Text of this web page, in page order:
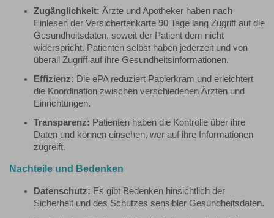
Zugänglichkeit: Ärzte und Apotheker haben nach
Einlesen der Versichertenkarte 90 Tage lang Zugriff auf die
Gesundheitsdaten, soweit der Patient dem nicht
widerspricht. Patienten selbst haben jederzeit und von
überall Zugriff auf ihre Gesundheitsinformationen.
Effizienz: Die ePA reduziert Papierkram und erleichtert
die Koordination zwischen verschiedenen Ärzten und
Einrichtungen.
Transparenz: Patienten haben die Kontrolle über ihre
Daten und können einsehen, wer auf ihre Informationen
zugreift.
Nachteile und Bedenken
Datenschutz: Es gibt Bedenken hinsichtlich der
Sicherheit und des Schutzes sensibler Gesundheitsdaten.